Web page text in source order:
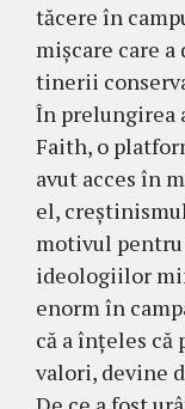
tăcere în
mișcare care
tinerii
În prelungirea
Faith, o
avut acces în
el,
motivul
ideologiilor
enorm în
că a înțeles că
valori, devine